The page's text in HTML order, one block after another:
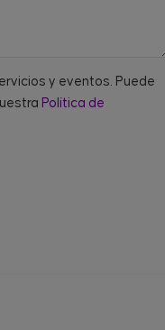
y eventos. Puede
Política de